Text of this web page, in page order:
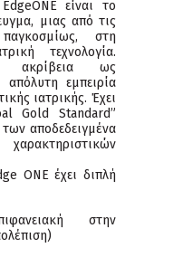
είναι το
μιας από τις
παγκοσμίως, στη
τεχνολογία.
ακρίβεια ως
απόλυτη εμπειρία
ιατρικής. Έχει
Gold Standard”
αποδεδειγμένα
χαρακτηριστικών
ONE έχει διπλή
στην